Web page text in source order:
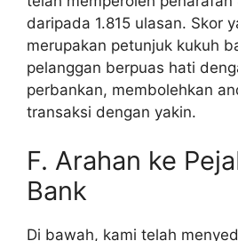
daripada 1.815 ulasan. Skor
merupakan petunjuk kukuh
pelanggan berpuas hati
perbankan, membolehkan
transaksi dengan yakin.
F. Arahan ke
Bank
Di bawah, kami telah